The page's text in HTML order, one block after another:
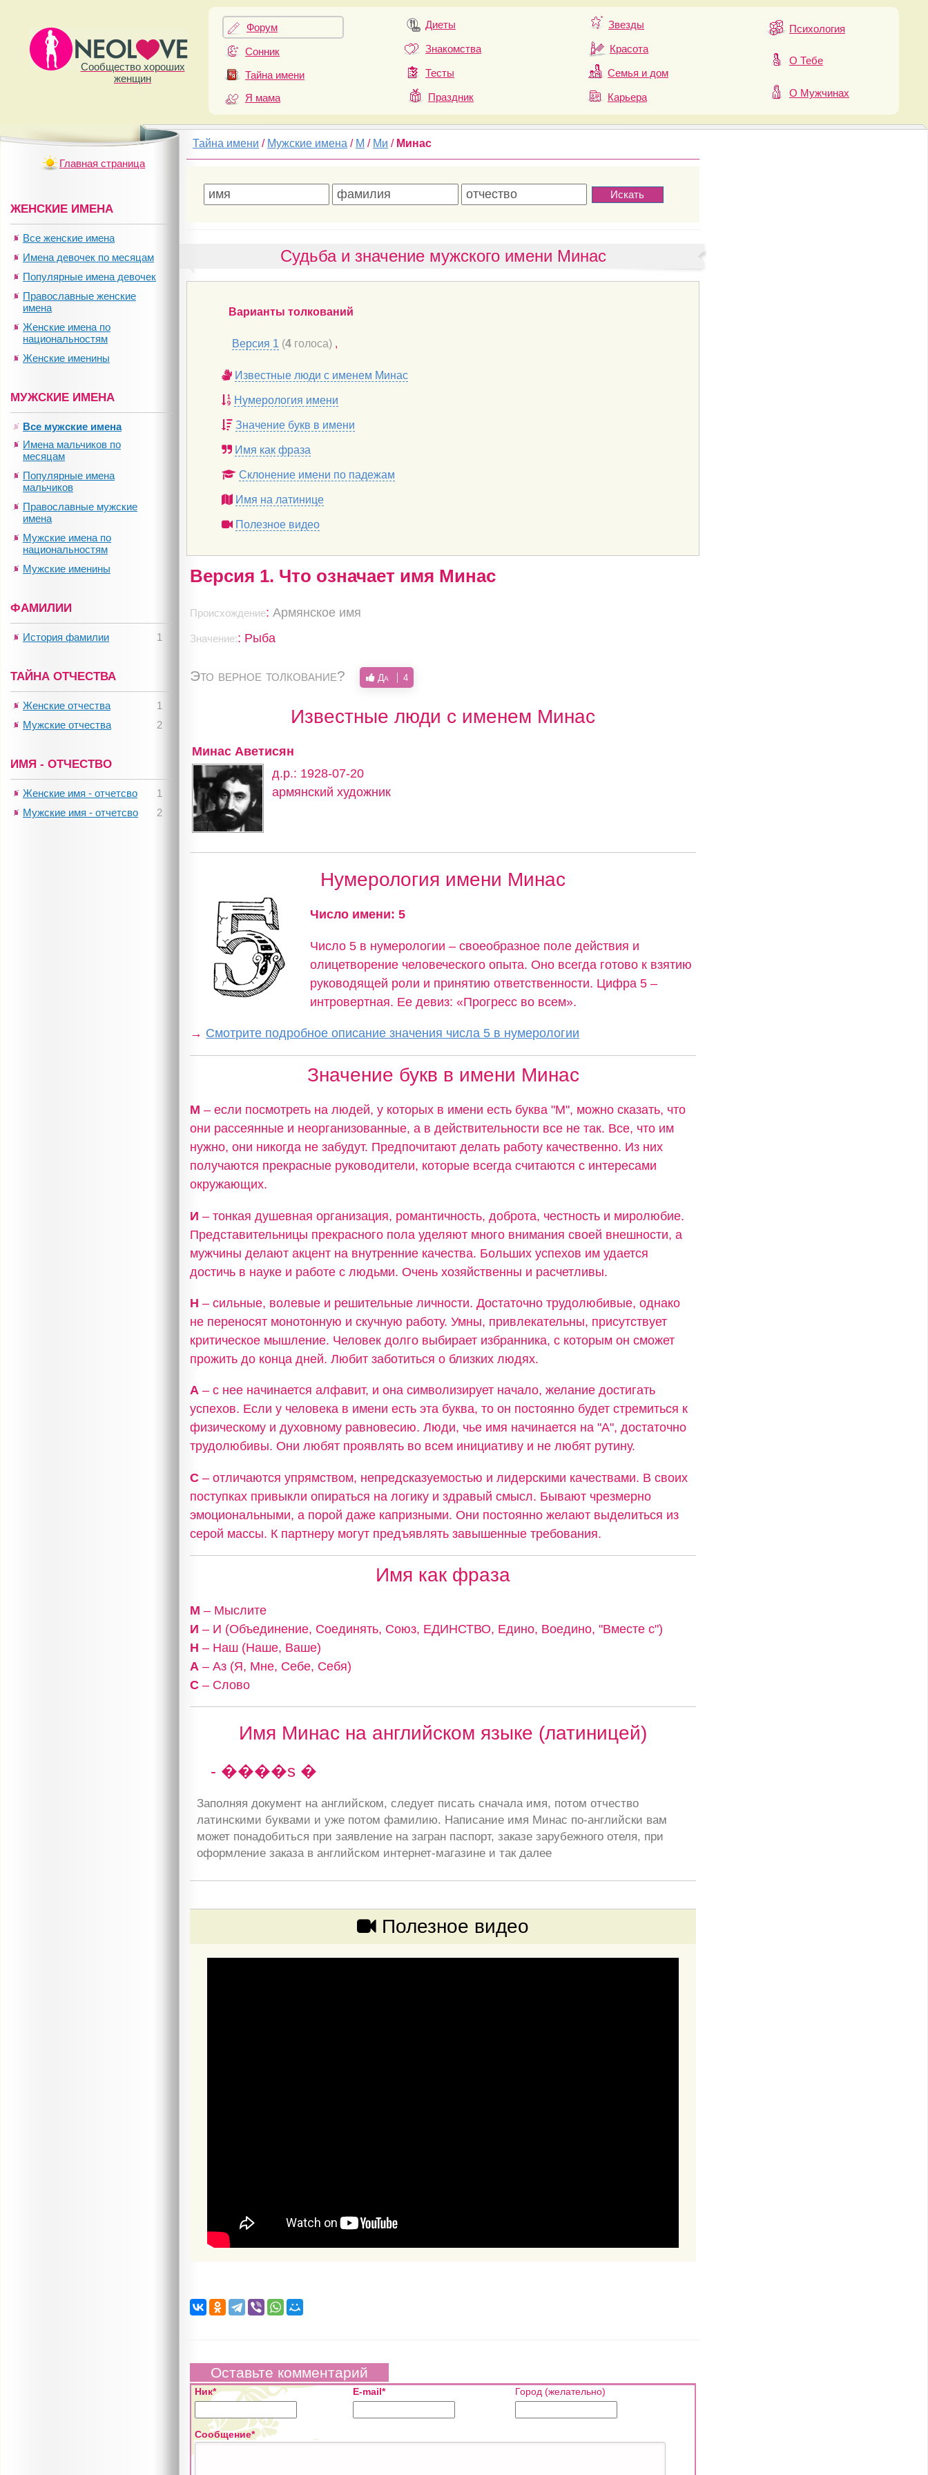
Сообщество хороших
женщин
Форум
Сонник
Тайна имени
Я мама
Диеты
Знакомства
Тесты
Праздник
Звезды
Красота
Семья и дом
Карьера
Психология
О Тебе
О Мужчинах
Тайна имени / Мужские имена / М / Ми / Минас
Судьба и значение мужского имени Минас
Варианты толкований
Версия 1 (4 голоса) ,
Известные люди с именем Минас
Нумерология имени
Значение букв в имени
Имя как фраза
Склонение имени по падежам
Имя на латинице
Полезное видео
Версия 1. Что означает имя Минас
Происхождение:Армянское имя
Значение:: Рыба
Это верное толкование? Да 4
Известные люди с именем Минас
Минас Аветисян
д.р.: 1928-07-20
армянский художник
Нумерология имени Минас
Число имени: 5
Число 5 в нумерологии – своеобразное поле действия и
олицетворение человеческого опыта. Оно всегда готово к взятию
руководящей роли и принятию ответственности. Цифра 5 –
интровертная. Ее девиз: «Прогресс во всем».
→ Смотрите подробное описание значения числа 5 в нумерологии
Значение букв в имени Минас
М – если посмотреть на людей, у которых в имени есть буква "М", можно сказать, что
они рассеянные и неорганизованные, а в действительности все не так. Все, что им
нужно, они никогда не забудут. Предпочитают делать работу качественно. Из них
получаются прекрасные руководители, которые всегда считаются с интересами
окружающих.
И – тонкая душевная организация, романтичность, доброта, честность и миролюбие.
Представительницы прекрасного пола уделяют много внимания своей внешности, а
мужчины делают акцент на внутренние качества. Больших успехов им удается
достичь в науке и работе с людьми. Очень хозяйственны и расчетливы.
Н – сильные, волевые и решительные личности. Достаточно трудолюбивые, однако
не переносят монотонную и скучную работу. Умны, привлекательны, присутствует
критическое мышление. Человек долго выбирает избранника, с которым он сможет
прожить до конца дней. Любит заботиться о близких людях.
А – с нее начинается алфавит, и она символизирует начало, желание достигать
успехов. Если у человека в имени есть эта буква, то он постоянно будет стремиться к
физическому и духовному равновесию. Люди, чье имя начинается на "А", достаточно
трудолюбивы. Они любят проявлять во всем инициативу и не любят рутину.
С – отличаются упрямством, непредсказуемостью и лидерскими качествами. В своих
поступках привыкли опираться на логику и здравый смысл. Бывают чрезмерно
эмоциональными, а порой даже капризными. Они постоянно желают выделиться из
серой массы. К партнеру могут предъявлять завышенные требования.
Имя как фраза
М – Мыслите
И – И (Объединение, Соединять, Союз, ЕДИНСТВО, Едино, Воедино, "Вместе с")
Н – Наш (Наше, Ваше)
А – Аз (Я, Мне, Себе, Себя)
С – Слово
Имя Минас на английском языке (латиницей)
- ����s �
Заполняя документ на английском, следует писать сначала имя, потом отчество
латинскими буквами и уже потом фамилию. Написание имя Минас по-английски вам
может понадобиться при заявление на загран паспорт, заказе зарубежного отеля, при
оформление заказа в английском интернет-магазине и так далее
Полезное видео
Оставьте комментарий
Ник* E-mail* Город (желательно)
Сообщение*
Главная страница
ЖЕНСКИЕ ИМЕНА
Все женские имена
Имена девочек по месяцам
Популярные имена девочек
Православные женские
имена
Женские имена по
национальностям
Женские именины
МУЖСКИЕ ИМЕНА
Все мужские имена
Имена мальчиков по
месяцам
Популярные имена
мальчиков
Православные мужские
имена
Мужские имена по
национальностям
Мужские именины
ФАМИЛИИ
1
История фамилии
ТАЙНА ОТЧЕСТВА
1
Женские отчества
2
Мужские отчества
ИМЯ - ОТЧЕСТВО
1
Женские имя - отчетсво
2
Мужские имя - отчетсво